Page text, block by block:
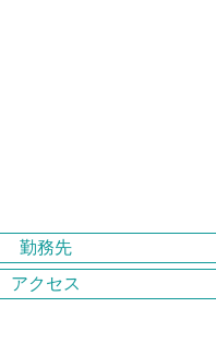
勤務先
アクセス